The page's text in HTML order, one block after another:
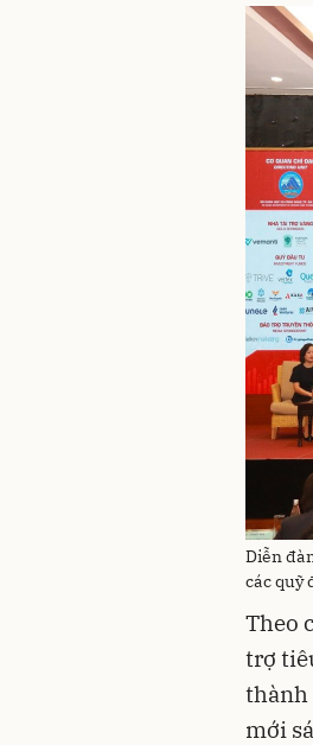
Diễn
các quỹ
Theo
trợ
thành
mới